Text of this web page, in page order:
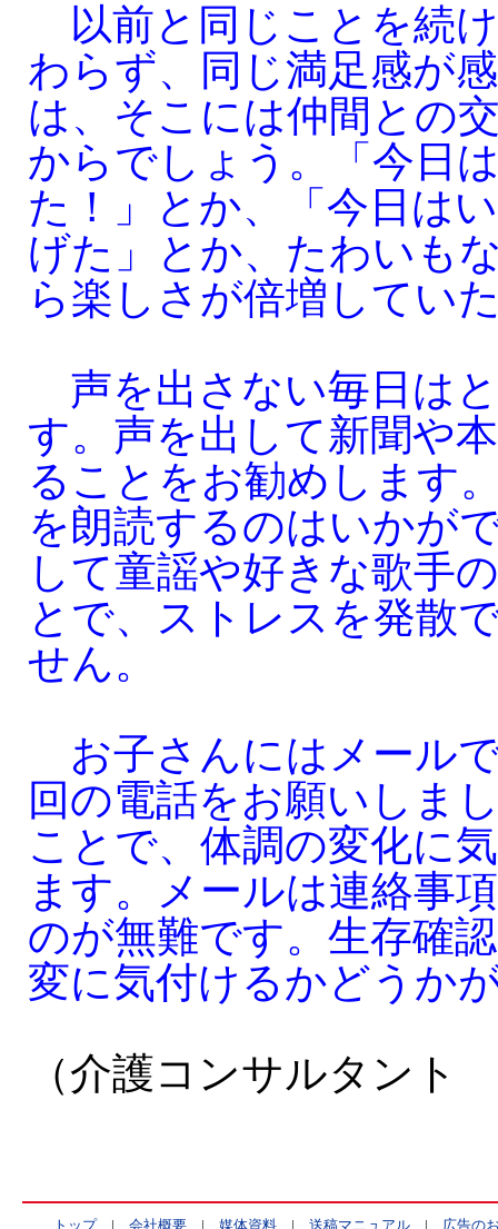
以前と同じことを続
わらず、同じ満足感が
は、そこには仲間との
からでしょう。「今日
た！」とか、「今日は
げた」とか、たわいも
ら楽しさが倍増してい
声を出さない毎日は
す。声を出して新聞や
ることをお勧めします
を朗読するのはいかが
して童謡や好きな歌手
とで、ストレスを発散
せん。
お子さんにはメール
回の電話をお願いしま
ことで、体調の変化に
ます。メールは連絡事
のが無難です。生存確
変に気付けるかどうか
（介護コンサルタン
トップ| 会社概要| 媒体資料| 送稿マニュアル| 広告の